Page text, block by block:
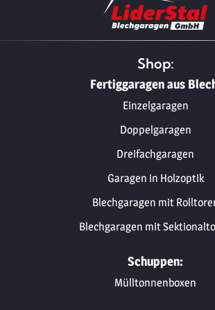
Shop:
Fertiggaragen aus
Einzelgaragen
Doppelgaragen
Dreifachgaragen
Garagen in Holzoptik
Blechgaragen mit
Blechgaragen mit
Schuppen:
Mülltonnenboxen